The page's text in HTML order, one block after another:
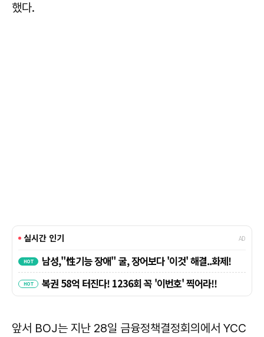
했다.
앞서 BOJ는 지난 28일 금융정책결정회의에서 YCC